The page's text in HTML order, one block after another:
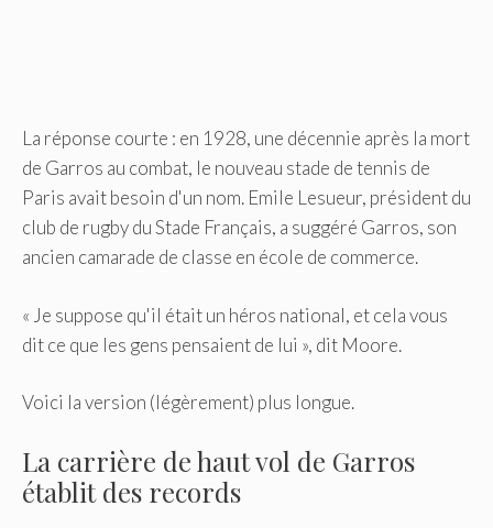
La réponse courte : en 1928, une décennie après la mort
de Garros au combat, le nouveau stade de tennis de
Paris avait besoin d'un nom. Emile Lesueur, président du
club de rugby du Stade Français, a suggéré Garros, son
ancien camarade de classe en école de commerce.
« Je suppose qu'il était un héros national, et cela vous
dit ce que les gens pensaient de lui », dit Moore.
Voici la version (légèrement) plus longue.
La carrière de haut vol de Garros
établit des records